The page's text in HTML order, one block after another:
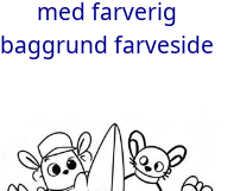
med farverig
baggrund farveside